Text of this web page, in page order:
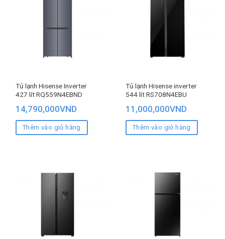
Tủ lạnh Hisense Inverter
427 lít RQ559N4EBND
14,790,000VND
Thêm vào giỏ hàng
Tủ lạnh Hisense inverter
544 lít RS708N4EBU
11,000,000VND
Thêm vào giỏ hàng